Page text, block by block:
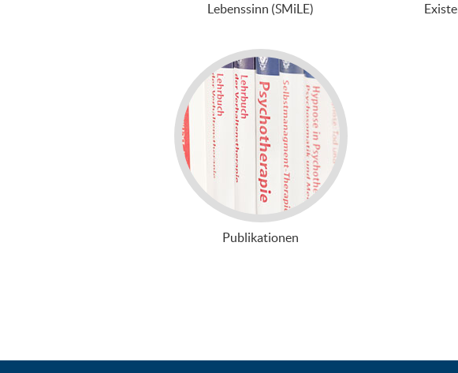
Lebenssinn (SMiLE)
Publikationen